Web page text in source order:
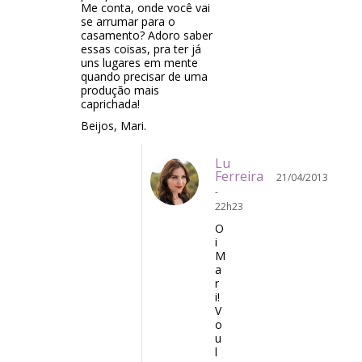
Me conta, onde você vai
se arrumar para o
casamento? Adoro saber
essas coisas, pra ter já
uns lugares em mente
quando precisar de uma
produção mais
caprichada!
Beijos, Mari.
Lu
Ferreira
21/04/2013
-
22h23
O
i
M
a
r
i!
V
o
u
l